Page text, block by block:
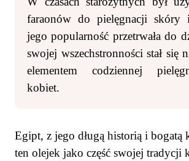
faraonów do pielęgnacji skóry
jego popularność przetrwała do
swojej wszechstronności stał się
elementem codziennej
kobiet.
Egipt, z jego długą historią i bogatą
ten olejek jako część swojej tradycji